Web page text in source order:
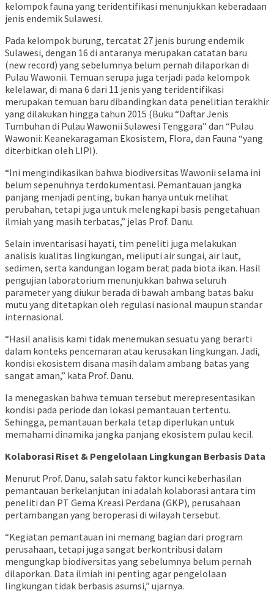
kelompok fauna yang teridentifikasi menunjukkan keberadaan
jenis endemik Sulawesi.
Pada kelompok burung, tercatat 27 jenis burung endemik
Sulawesi, dengan 16 di antaranya merupakan catatan baru
(new record) yang sebelumnya belum pernah dilaporkan di
Pulau Wawonii. Temuan serupa juga terjadi pada kelompok
kelelawar, di mana 6 dari 11 jenis yang teridentifikasi
merupakan temuan baru dibandingkan data penelitian terakhir
yang dilakukan hingga tahun 2015 (Buku “Daftar Jenis
Tumbuhan di Pulau Wawonii Sulawesi Tenggara” dan “Pulau
Wawonii: Keanekaragaman Ekosistem, Flora, dan Fauna “yang
diterbitkan oleh LIPI).
“Ini mengindikasikan bahwa biodiversitas Wawonii selama ini
belum sepenuhnya terdokumentasi. Pemantauan jangka
panjang menjadi penting, bukan hanya untuk melihat
perubahan, tetapi juga untuk melengkapi basis pengetahuan
ilmiah yang masih terbatas,” jelas Prof. Danu.
Selain inventarisasi hayati, tim peneliti juga melakukan
analisis kualitas lingkungan, meliputi air sungai, air laut,
sedimen, serta kandungan logam berat pada biota ikan. Hasil
pengujian laboratorium menunjukkan bahwa seluruh
parameter yang diukur berada di bawah ambang batas baku
mutu yang ditetapkan oleh regulasi nasional maupun standar
internasional.
“Hasil analisis kami tidak menemukan sesuatu yang berarti
dalam konteks pencemaran atau kerusakan lingkungan. Jadi,
kondisi ekosistem disana masih dalam ambang batas yang
sangat aman,” kata Prof. Danu.
Ia menegaskan bahwa temuan tersebut merepresentasikan
kondisi pada periode dan lokasi pemantauan tertentu.
Sehingga, pemantauan berkala tetap diperlukan untuk
memahami dinamika jangka panjang ekosistem pulau kecil.
Kolaborasi Riset & Pengelolaan Lingkungan Berbasis Data
Menurut Prof. Danu, salah satu faktor kunci keberhasilan
pemantauan berkelanjutan ini adalah kolaborasi antara tim
peneliti dan PT Gema Kreasi Perdana (GKP), perusahaan
pertambangan yang beroperasi di wilayah tersebut.
“Kegiatan pemantauan ini memang bagian dari program
perusahaan, tetapi juga sangat berkontribusi dalam
mengungkap biodiversitas yang sebelumnya belum pernah
dilaporkan. Data ilmiah ini penting agar pengelolaan
lingkungan tidak berbasis asumsi,” ujarnya.